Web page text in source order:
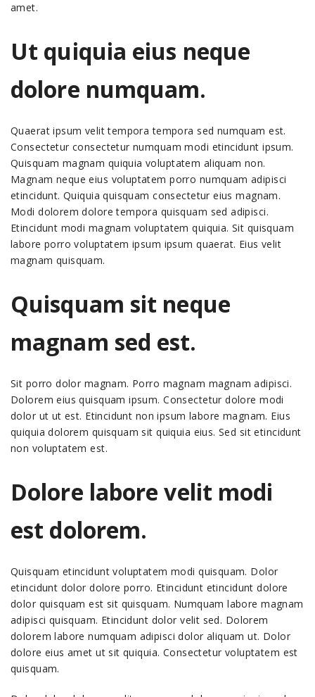
amet.
Ut quiquia eius neque
dolore numquam.
Quaerat ipsum velit tempora tempora sed numquam est.
Consectetur consectetur numquam modi etincidunt ipsum.
Quisquam magnam quiquia voluptatem aliquam non.
Magnam neque eius voluptatem porro numquam adipisci
etincidunt. Quiquia quisquam consectetur eius magnam.
Modi dolorem dolore tempora quisquam sed adipisci.
Etincidunt modi magnam voluptatem quiquia. Sit quisquam
labore porro voluptatem ipsum ipsum quaerat. Eius velit
magnam quisquam.
Quisquam sit neque
magnam sed est.
Sit porro dolor magnam. Porro magnam magnam adipisci.
Dolorem eius quisquam ipsum. Consectetur dolore modi
dolor ut ut est. Etincidunt non ipsum labore magnam. Eius
quiquia dolorem quisquam sit quiquia eius. Sed sit etincidunt
non voluptatem est.
Dolore labore velit modi
est dolorem.
Quisquam etincidunt voluptatem modi quisquam. Dolor
etincidunt dolor dolore porro. Etincidunt etincidunt dolore
dolor quisquam est sit quisquam. Numquam labore magnam
adipisci quisquam. Etincidunt dolor velit sed. Dolorem
dolorem labore numquam adipisci dolor aliquam ut. Dolor
dolore eius amet ut sit quiquia. Consectetur voluptatem est
quisquam.